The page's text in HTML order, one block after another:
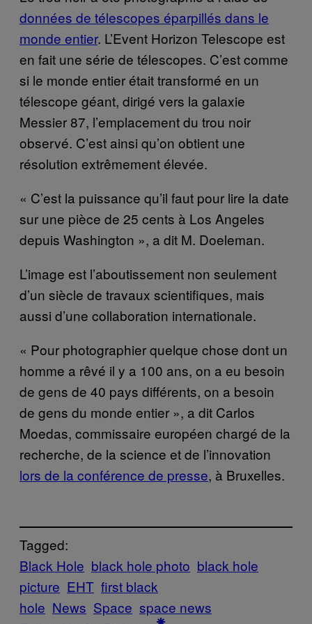
données de télescopes éparpillés dans le
monde entier. L’Event Horizon Telescope est
en fait une série de télescopes. C’est comme
si le monde entier était transformé en un
télescope géant, dirigé vers la galaxie
Messier 87, l’emplacement du trou noir
observé. C’est ainsi qu’on obtient une
résolution extrêmement élevée.
« C’est la puissance qu’il faut pour lire la date
sur une pièce de 25 cents à Los Angeles
depuis Washington », a dit M. Doeleman.
L’image est l’aboutissement non seulement
d’un siècle de travaux scientifiques, mais
aussi d’une collaboration internationale.
« Pour photographier quelque chose dont un
homme a rêvé il y a 100 ans, on a eu besoin
de gens de 40 pays différents, on a besoin
de gens du monde entier », a dit Carlos
Moedas, commissaire européen chargé de la
recherche, de la science et de l’innovation
lors de la conférence de presse, à Bruxelles.
Tagged:
Black Hole black hole photo black hole
picture EHT first black
hole News Space space news